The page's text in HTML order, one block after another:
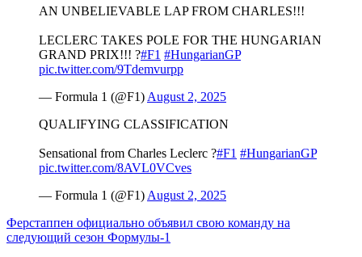
AN UNBELIEVABLE LAP FROM CHARLES!!!
LECLERC TAKES POLE FOR THE HUNGARIAN
GRAND PRIX!!! ?#F1 #HungarianGP
pic.twitter.com/9Tdemvurpp
— Formula 1 (@F1)August 2, 2025
QUALIFYING CLASSIFICATION
Sensational from Charles Leclerc ?#F1 #HungarianGP
pic.twitter.com/8AVL0VCves
— Formula 1 (@F1)August 2, 2025
Ферстаппен официально объявил свою команду на
следующий сезон Формулы-1